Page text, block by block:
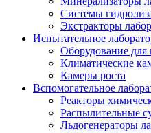
Системы
Экстракторы
Испытательное
Оборудование
Климатические
Камеры роста
Вспомогательное
Реакторы
Распылительные
Льдогенераторы